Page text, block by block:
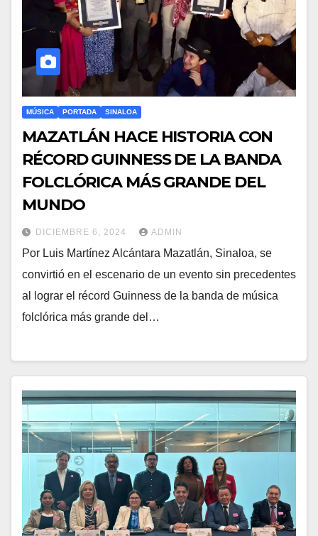
MÚSICA PORTADA SINALOA
MAZATLÁN HACE HISTORIA CON
RÉCORD GUINNESS DE LA BANDA
FOLCLÓRICA MÁS GRANDE DEL
MUNDO
DICIEMBRE 6, 2024 ADMIN
Por Luis Martínez Alcántara Mazatlán, Sinaloa, se
convirtió en el escenario de un evento sin precedentes
al lograr el récord Guinness de la banda de música
folclórica más grande del…